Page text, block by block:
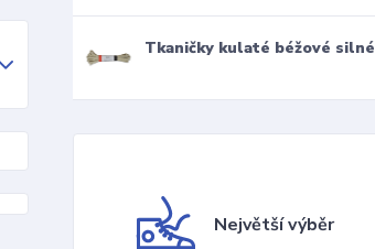
Tkaničky kulaté béžové silné
Největší výběr